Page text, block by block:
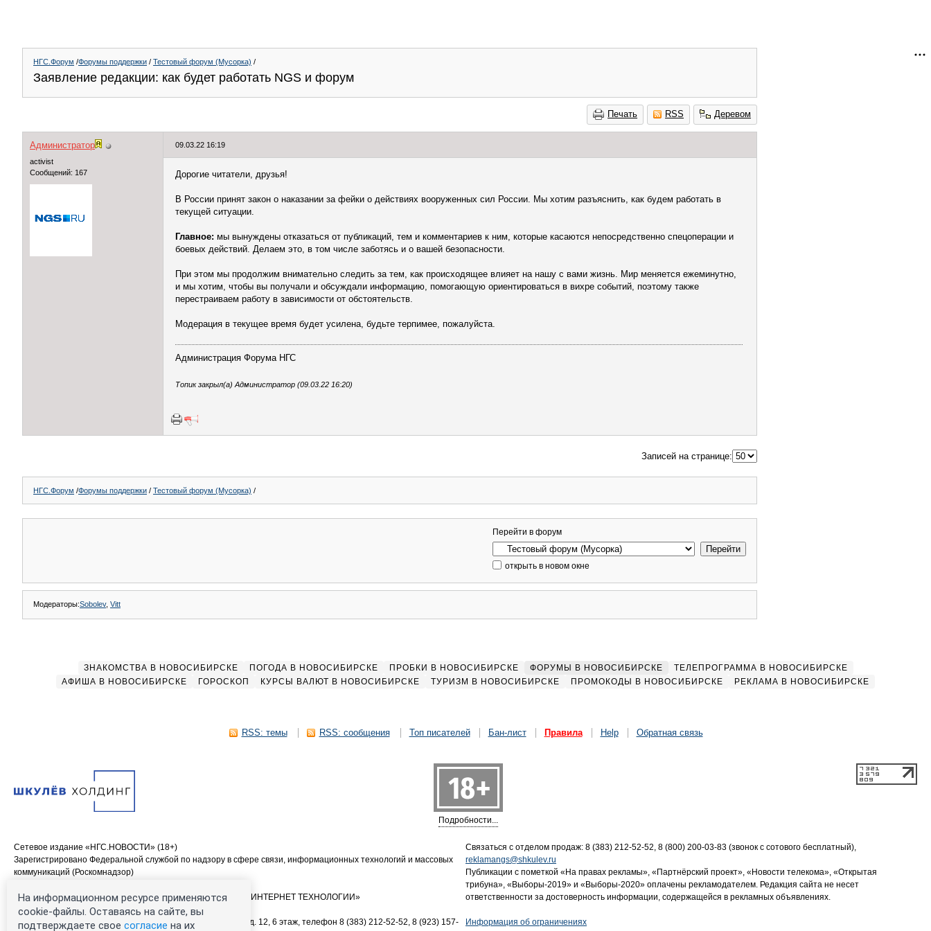
НГС.Форум /Форумы поддержки / Тестовый форум (Мусорка) /
Заявление редакции: как будет работать NGS и форум
Печать RSS Деревом
Администратор
activist
Сообщений: 167
09.03.22 16:19
Дорогие читатели, друзья!
В России принят закон о наказании за фейки о действиях вооруженных сил России. Мы хотим разъяснить, как будем работать в
текущей ситуации.⁣⁣
Главное: мы вынуждены отказаться от публикаций, тем и комментариев к ним, которые касаются непосредственно спецоперации и
боевых действий. Делаем это, в том числе заботясь и о вашей безопасности.
При этом мы продолжим внимательно следить за тем, как происходящее влияет на нашу с вами жизнь. Мир меняется ежеминутно,
и мы хотим, чтобы вы получали и обсуждали информацию, помогающую ориентироваться в вихре событий, поэтому также
перестраиваем работу в зависимости от обстоятельств.
Модерация в текущее время будет усилена, будьте терпимее, пожалуйста.
Администрация Форума НГС
Топик закрыл(а) Администратор (09.03.22 16:20)
Записей на странице:
НГС.Форум /Форумы поддержки / Тестовый форум (Мусорка) /
Перейти в форум
открыть в новом окне
Модераторы:Sоbоlev, Vitt
ЗНАКОМСТВА В НОВОСИБИРСКЕ ПОГОДА В НОВОСИБИРСКЕ ПРОБКИ В НОВОСИБИРСКЕ ФОРУМЫ В НОВОСИБИРСКЕ
ТЕЛЕПРОГРАММА В НОВОСИБИРСКЕ
АФИША В НОВОСИБИРСКЕ
ГОРОСКОП КУРСЫ ВАЛЮТ В НОВОСИБИРСКЕ ТУРИЗМ В НОВОСИБИРСКЕ ПРОМОКОДЫ В НОВОСИБИРСКЕ РЕКЛАМА В НОВОСИБИРСКЕ
RSS: темы RSS: сообщения Топ писателей Бан-лист Правила Help Обратная связь
Подробности...
Сетевое издание «НГС.НОВОСТИ» (18+)
Зарегистрировано Федеральной службой по надзору в сфере связи, информационных технологий и массовых
коммуникаций (Роскомнадзор)
Учредитель: Общество с ограниченной ответственностью «ИНТЕРНЕТ ТЕХНОЛОГИИ»
Главный редактор: Громкова Елена Александровна
Адрес редакции: 630099, Россия, Новосибирск, ул. Ленина, д. 12, 6 этаж, телефон 8 (383) 212-52-52, 8 (923) 157-
Связаться с отделом продаж: 8 (383) 212-52-52, 8 (800) 200-03-83 (звонок с сотового бесплатный),
reklamangs@shkulev.ru
Публикации с пометкой «На правах рекламы», «Партнёрский проект», «Новости телекома», «Открытая
трибуна», «Выборы-2019» и «Выборы-2020» оплачены рекламодателем. Редакция сайта не несет
ответственности за достоверность информации, содержащейся в рекламных объявлениях.
Информация об ограничениях
На информационном ресурсе применяются
cookie-файлы. Оставаясь на сайте, вы
подтверждаете свое согласие на их